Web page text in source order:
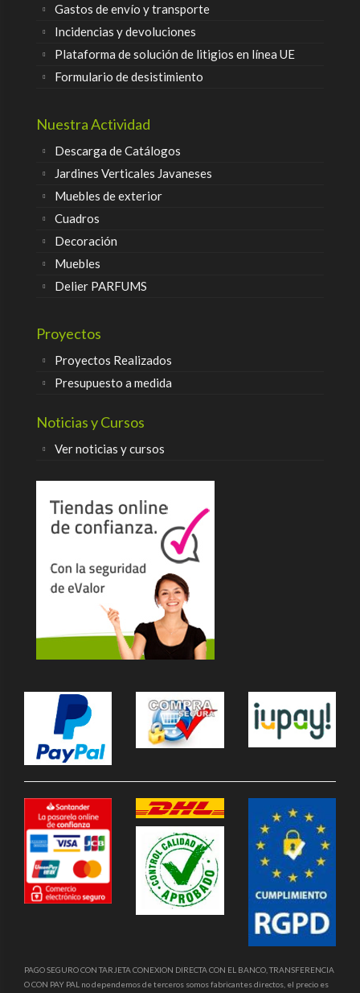
Gastos de envío y transporte
Incidencias y devoluciones
Plataforma de solución de litigios en línea UE
Formulario de desistimiento
Nuestra Actividad
Descarga de Catálogos
Jardines Verticales Javaneses
Muebles de exterior
Cuadros
Decoración
Muebles
Delier PARFUMS
Proyectos
Proyectos Realizados
Presupuesto a medida
Noticias y Cursos
Ver noticias y cursos
PAGO SEGURO CON TARJETA CONEXION DIRECTA CON EL BANCO, TRANSFERENCIA
O CON PAY PAL no dependemos de terceros somos fabricantes directos, el precio es